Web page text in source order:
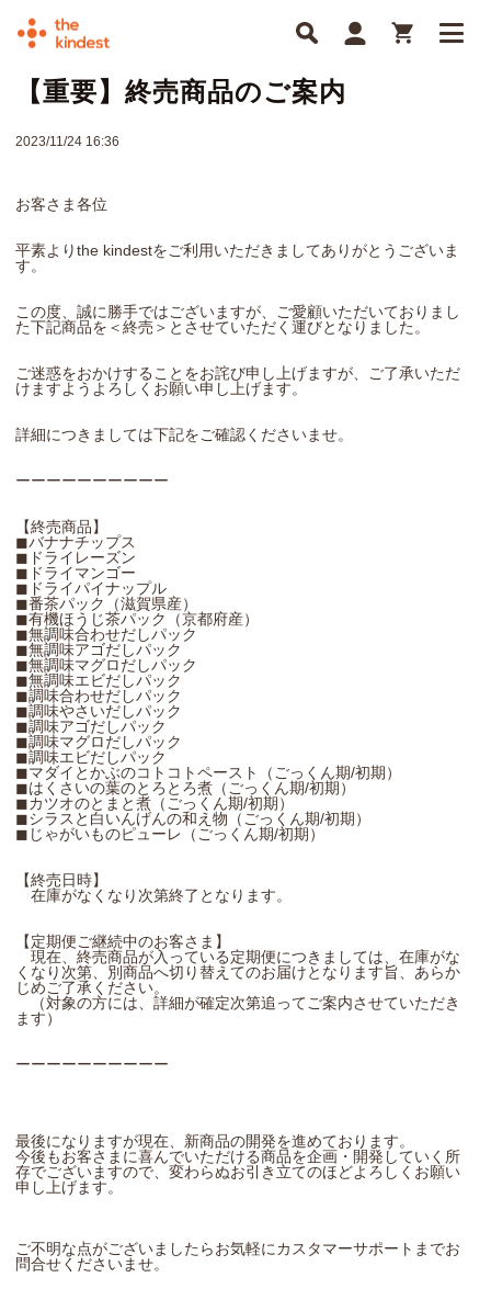
【重要】終売商品のご案内
2023/11/24 16:36
お客さま各位
平素よりthe kindestをご利用いただきましてありがとうございま
す。
この度、誠に勝手ではございますが、ご愛顧いただいておりまし
た下記商品を＜終売＞とさせていただく運びとなりました。
ご迷惑をおかけすることをお詫び申し上げますが、ご了承いただ
けますようよろしくお願い申し上げます。
詳細につきましては下記をご確認くださいませ。
ーーーーーーーーーー
【終売商品】
◼︎バナナチップス
◼︎ドライレーズン
◼︎ドライマンゴー
◼︎ドライパイナップル
◼︎番茶パック（滋賀県産）
◼︎有機ほうじ茶パック（京都府産）
◼︎無調味合わせだしパック
◼︎無調味アゴだしパック
◼︎無調味マグロだしパック
◼︎無調味エビだしパック
◼︎調味合わせだしパック
◼︎調味やさいだしパック
◼︎調味アゴだしパック
◼︎調味マグロだしパック
◼︎調味エビだしパック
◼︎マダイとかぶのコトコトペースト（ごっくん期/初期）
◼︎はくさいの葉のとろとろ煮（ごっくん期/初期）
◼︎カツオのとまと煮（ごっくん期/初期）
◼︎シラスと白いんげんの和え物（ごっくん期/初期）
◼︎じゃがいものピューレ（ごっくん期/初期）
【終売日時】
在庫がなくなり次第終了となります。
【定期便ご継続中のお客さま】
現在、終売商品が入っている定期便につきましては、在庫がな
くなり次第、別商品へ切り替えてのお届けとなります旨、あらか
じめご了承ください。
（対象の方には、詳細が確定次第追ってご案内させていただき
ます）
ーーーーーーーーーー
最後になりますが現在、新商品の開発を進めております。
今後もお客さまに喜んでいただける商品を企画・開発していく所
存でございますので、変わらぬお引き立てのほどよろしくお願い
申し上げます。
ご不明な点がございましたらお気軽にカスタマーサポートまでお
問合せくださいませ。